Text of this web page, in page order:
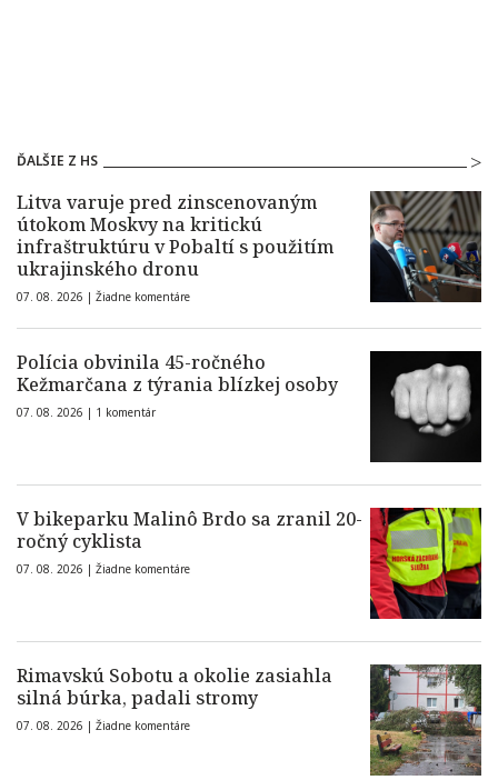
ĎALŠIE Z HS
Litva varuje pred zinscenovaným
útokom Moskvy na kritickú
infraštruktúru v Pobaltí s použitím
ukrajinského dronu
07. 08. 2026 | Žiadne komentáre
Polícia obvinila 45-ročného
Kežmarčana z týrania blízkej osoby
07. 08. 2026 | 1 komentár
V bikeparku Malinô Brdo sa zranil 20-
ročný cyklista
07. 08. 2026 | Žiadne komentáre
Rimavskú Sobotu a okolie zasiahla
silná búrka, padali stromy
07. 08. 2026 | Žiadne komentáre